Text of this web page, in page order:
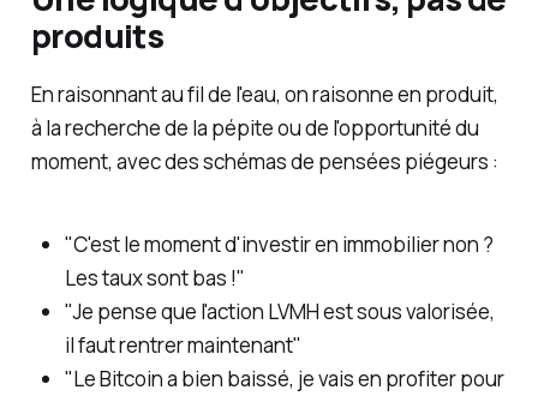
produits
En raisonnant au fil de l'eau, on raisonne en produit,
à la recherche de la pépite ou de l'opportunité du
moment, avec des schémas de pensées piégeurs :
"C'est le moment d'investir en immobilier non ?
Les taux sont bas !"
"Je pense que l'action LVMH est sous valorisée,
il faut rentrer maintenant"
"Le Bitcoin a bien baissé, je vais en profiter pour